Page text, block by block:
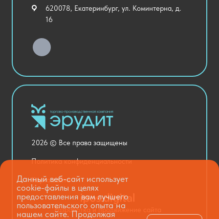
Уличное оборудование
Хозяйственные Товары
Столовая и пищеблок
Оснащение кабинетов
Медицинский кабинет
Национальные проекты
620078, Екатеринбург, ул. Коминтерна, д.
16
2026 © Все права защищены
Политика конфиденциальности
Карта сайта
Разработка и продвижение сайта
Данный веб-сайт использует
cookie-файлы в целях
предоставления вам лучшего
пользовательского опыта на
нашем сайте. Продолжая